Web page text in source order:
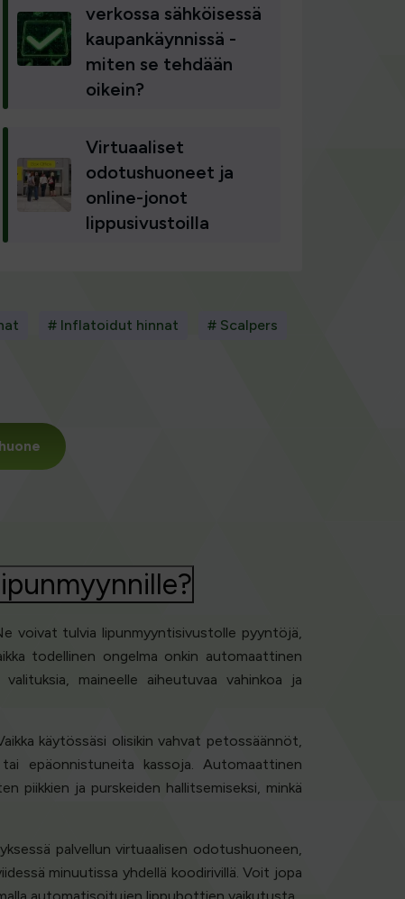
verkossa sähköisessä
kaupankäynnissä -
miten se tehdään
oikein?
Virtuaaliset
odotushuoneet ja
online-jonot
lippusivustoilla
# Inflatoidut hinnat # Scalpers
voivat tulvia lipunmyyntisivustolle pyyntöjä,
todellinen ongelma onkin automaattinen
maineelle aiheutuvaa vahinkoa ja
käytössäsi olisikin vahvat petossäännöt,
epäonnistuneita kassoja. Automaattinen
piikkien ja purskeiden hallitsemiseksi, minkä
palvellun virtuaalisen odotushuoneen,
minuutissa yhdellä koodirivillä. Voit jopa